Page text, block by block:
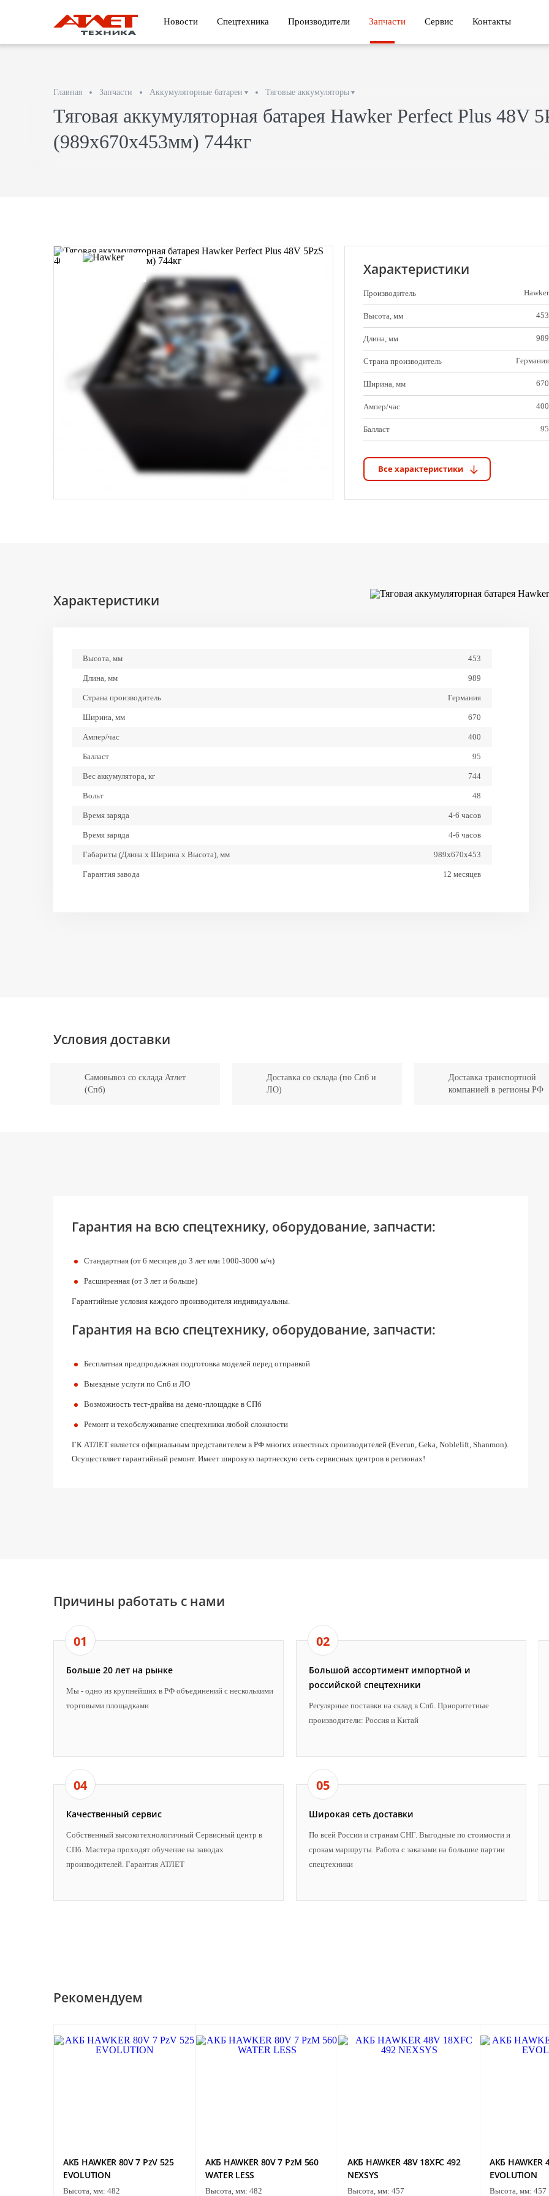
Новости Спецтехника Производители Запчасти Сервис Контакты
Главная Запчасти Аккумуляторные батареи Тяговые аккумуляторы
Тяговая аккумуляторная батарея Hawker Perfect Plus 48V
(989x670x453мм) 744кг
Характеристики
Производитель Hawker
Высота, мм 453
Длина, мм 989
Страна производитель Германия
Ширина, мм 670
Ампер/час 400
Балласт 95
Вольт
Время заряда
Глубина разряда
Все характеристики
Характеристики
Высота, мм 453
Длина, мм 989
Страна производитель Германия
Ширина, мм 670
Ампер/час 400
Балласт 95
Вес аккумулятора, кг 744
Вольт 48
Время заряда 4-6 часов
Время заряда 4-6 часов
Габариты (Длина х Ширина х Высота), мм 989x670x453
Гарантия завода 12 месяцев
Условия доставки
Самовывоз со склада Атлет
(Спб)
Доставка со склада (по Спб и
ЛО)
Доставка транспортной
компанией в регионы РФ
Гарантия на всю спецтехнику, оборудование, запчасти:
Стандартная (от 6 месяцев до 3 лет или 1000-3000 м/ч)
Расширенная (от 3 лет и больше)
Гарантийные условия каждого производителя индивидуальны.
Гарантия на всю спецтехнику, оборудование, запчасти:
Бесплатная предпродажная подготовка моделей перед отправкой
Выездные услуги по Спб и ЛО
Возможность тест-драйва на демо-площадке в СПб
Ремонт и техобслуживание спецтехники любой сложности
ГК АТЛЕТ является официальным представителем в РФ многих известных производителей (Everun, Geka, Noblelift, Shanmon).
Осуществляет гарантийный ремонт. Имеет широкую партнескую сеть сервисных центров в регионах!
Причины работать с нами
01
Больше 20 лет на рынке
Мы - одно из крупнейших в РФ объединений с несколькими
торговыми площадками
02
Большой ассортимент импортной и
российской спецтехники
Регулярные поставки на склад в Спб. Приоритетные
производители: Россия и Китай
04
Качественный сервис
Собственный высокотехнологичный Сервисный центр в
СПб. Мастера проходят обучение на заводах
производителей. Гарантия АТЛЕТ
05
Широкая сеть доставки
По всей России и странам СНГ. Выгодные по стоимости и
срокам маршруты. Работа с заказами на большие партии
спецтехники
Рекомендуем
АКБ HAWKER 80V 7 PzV 525
EVOLUTION
Высота, мм: 482
АКБ HAWKER 80V 7 PzM 560
WATER LESS
Высота, мм: 482
АКБ HAWKER 48V 18XFC 492
NEXSYS
Высота, мм: 457
АКБ HAWKER
EVOLUTION
Высота, мм: 457